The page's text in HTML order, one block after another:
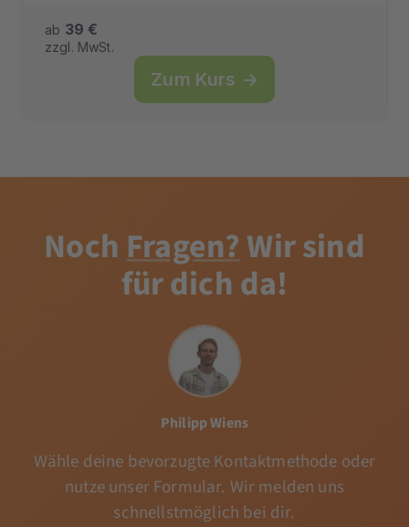
ab 39 €
zzgl. MwSt.
Zum Kurs →
NochFragen?Wir sind
für dich da!
Philipp Wiens
Wähle deine bevorzugte Kontaktmethode oder
nutze unser Formular. Wir melden uns
schnellstmöglich bei dir.